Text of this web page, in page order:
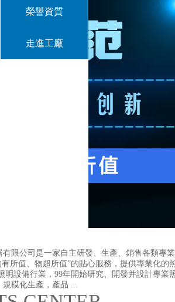
榮譽資質
走進工廠
公司是一家自主研發、生產、銷售各類專業
所值、物超所值”的貼心服務，提供專業化的
備行業，99年開始研究、開發并設計專業
模化生產，產品 ...